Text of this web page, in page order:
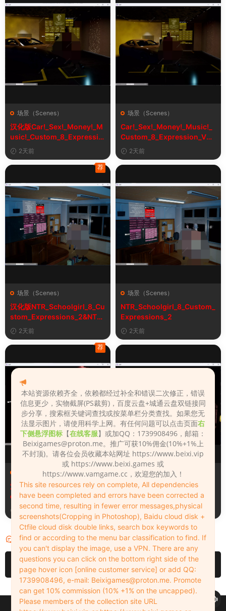
场景（Scenes）
汉化版Car!_Sex!_Money!_M
usic!_Custom_8_Expressio
n_V2_1&车！性！钱！音乐！
自定义表情
2天前
场景（Scenes）
Car!_Sex!_Money!_Music!_
Custom_8_Expression_V2_
1
2天前
场景（Scenes）
汉化版NTR_Schoolgirl_8_Cu
stom_Expressions_2&NTR
女学生8自定义表情
2天前
荐
场景（Scenes）
NTR_Schoolgirl_8_Custom_
Expressions_2
2天前
场景（Scenes）
汉化版Fall_Of_Dynasty_Silh
ouette_Play_Bug_Fixed_2&
《王朝陨落》剪影玩法修复版
5天前
荐
场景（Scenes）
Fall_Of_Dynasty_Silhouette
_Play_Bug_Fixed_2
5天前
评论 0
请先登录
本站资源依赖齐全，依赖都经过补全和错误二次修正，错误
信息更少，实物截屏(PS裁剪)，百度云盘+城通云盘双链接同
步分享，搜索框关键词查找或按菜单栏分类查找。如果您无
法显示图片，请使用科学上网。有任何问题可以点击页面右
下侧悬浮图标 【在线客服】或加QQ：1739908496，邮箱：
Beixigames@proton.me。推广可获10%佣金(10%+1%上
不封顶)。请各位会员收藏本站网址 https://www.beixi.vip
或 https://www.beixi.games 或
https://www.vamgame.cc，欢迎您的加入！
This site resources rely on complete, All dependencies
have been completed and errors have been corrected a
second time, resulting in fewer error messages,physical
screenshots(Cropping in Photoshop), Baidu cloud disk +
Ctfile cloud disk double links, search box keywords to
find or according to the menu bar classification to find. If
you can't display the image, use a VPN. There are any
questions you can click on the bottom right side of the
page hover icon [online customer service] or add QQ:
1739908496, e-mail: Beixigames@proton.me. Promote
can get 10% commission (10% +1% on the uncapped).
Please members of the collection site URL